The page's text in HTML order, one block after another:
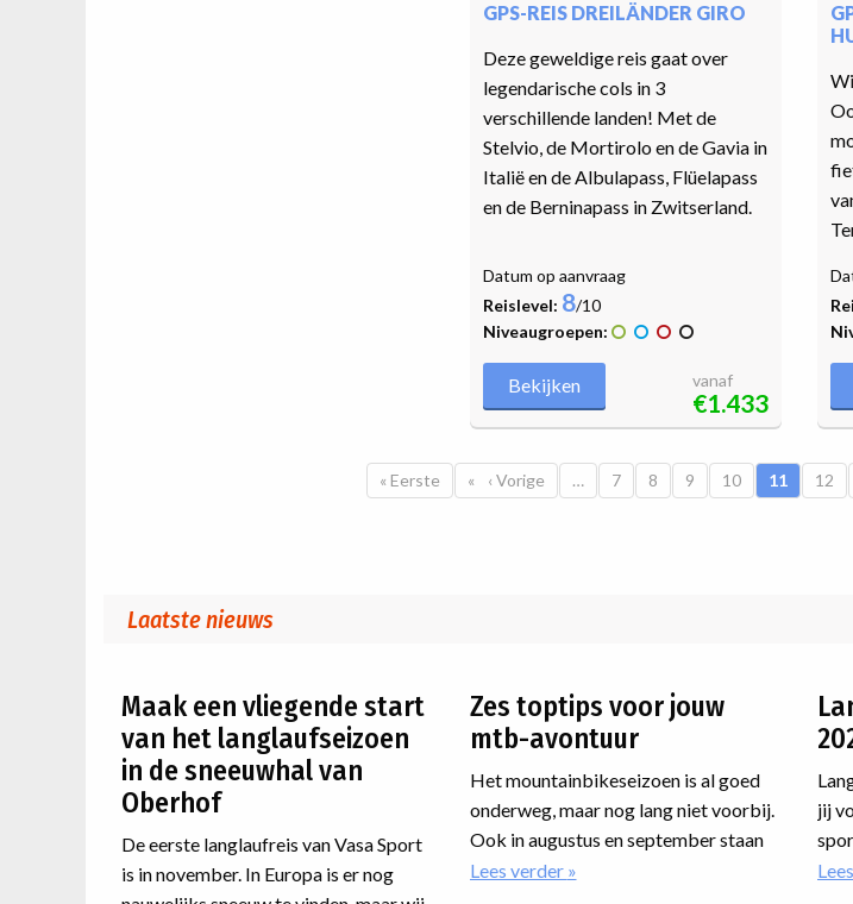
GPS-REIS DREILÄNDER GIRO
Deze geweldige reis gaat over
legendarische cols in 3
verschillende landen! Met de
Stelvio, de Mortirolo en de Gavia in
Italië en de Albulapass, Flüelapass
en de Berninapass in Zwitserland.
Datum op aanvraag
Reislevel: 8/10
Niveaugroepen:
Bekijken vanaf
€1.433
Eerste pagina
« Eerste Vorige pagina
‹ Vorige … Pagina
7 Pagina
8 Pagina
9 Pagina
10 Huidige
11 12
Laatste nieuws
Maak een vliegende start
van het langlaufseizoen
in de sneeuwhal van
Oberhof
De eerste langlaufreis van Vasa Sport
is in november. In Europa is er nog
Zes toptips voor jouw
mtb-avontuur
Het mountainbikeseizoen is al goed
onderweg, maar nog lang niet voorbij.
Ook in augustus en september staan
er nog een paar hele mooie
Lees verder over
jij